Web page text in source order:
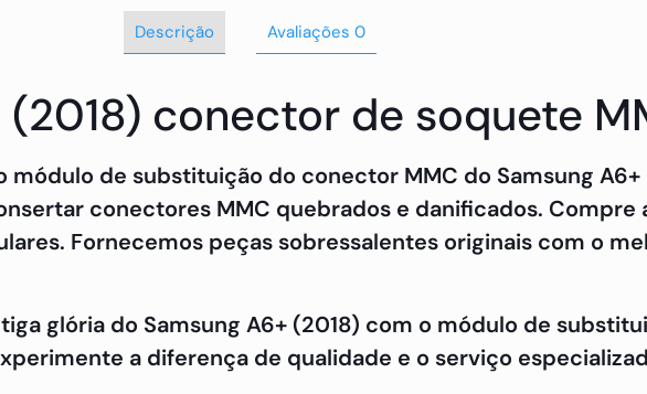
Descrição Avaliações 0
(2018) conector de soquete
módulo de substituição do conector MMC do Samsung
conectores MMC quebrados e danificados. Compre
Fornecemos peças sobressalentes originais com o
glória do Samsung A6+ (2018) com o módulo de
a diferença de qualidade e o serviço